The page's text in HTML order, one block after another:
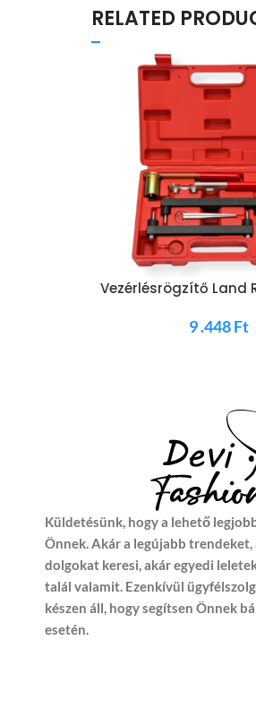
RELATED
Vezérlésrögzítő Land
9 .448Ft
Küldetésünk, hogy a lehető
Önnek. Akár a legújabb
dolgokat keresi, akár egyedi
talál valamit. Ezenkívül
készen áll, hogy segítsen Önnek
esetén.